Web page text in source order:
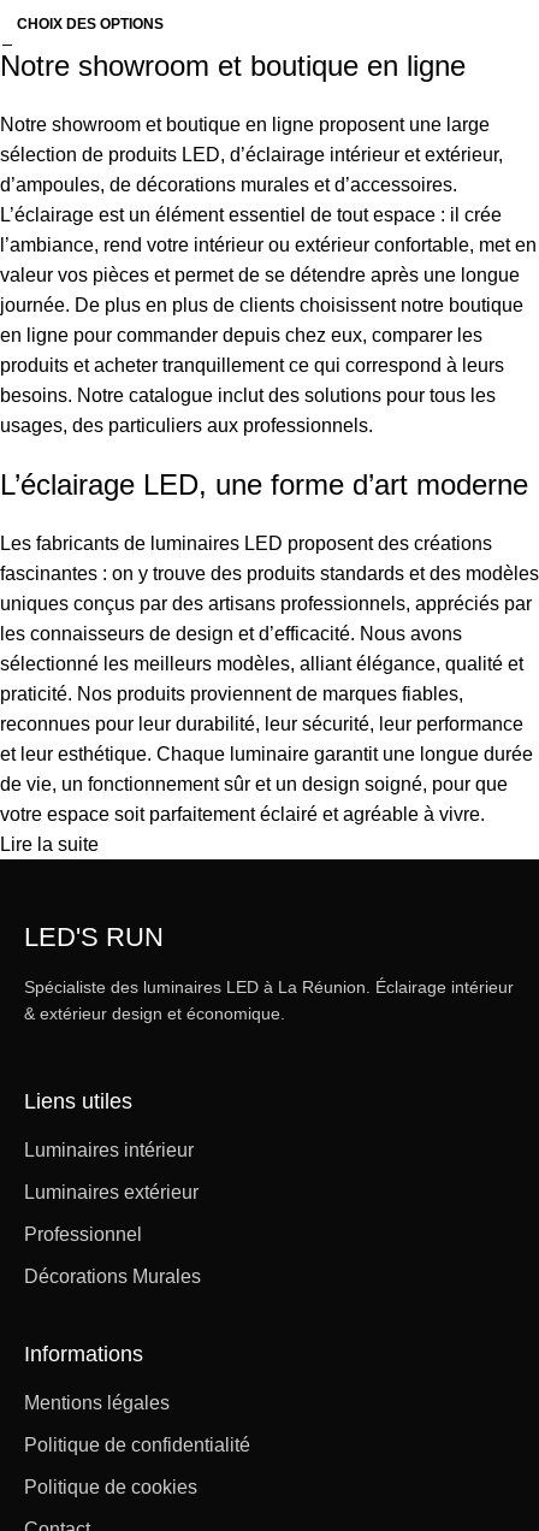
CHOIX DES OPTIONS
Notre showroom et boutique en ligne
Notre showroom et boutique en ligne proposent une large
sélection de produits LED, d’éclairage intérieur et extérieur,
d’ampoules, de décorations murales et d’accessoires.
L’éclairage est un élément essentiel de tout espace : il crée
l’ambiance, rend votre intérieur ou extérieur confortable, met en
valeur vos pièces et permet de se détendre après une longue
journée. De plus en plus de clients choisissent notre boutique
en ligne pour commander depuis chez eux, comparer les
produits et acheter tranquillement ce qui correspond à leurs
besoins. Notre catalogue inclut des solutions pour tous les
usages, des particuliers aux professionnels.
L’éclairage LED, une forme d’art moderne
Les fabricants de luminaires LED proposent des créations
fascinantes : on y trouve des produits standards et des modèles
uniques conçus par des artisans professionnels, appréciés par
les connaisseurs de design et d’efficacité. Nous avons
sélectionné les meilleurs modèles, alliant élégance, qualité et
praticité. Nos produits proviennent de marques fiables,
reconnues pour leur durabilité, leur sécurité, leur performance
et leur esthétique. Chaque luminaire garantit une longue durée
de vie, un fonctionnement sûr et un design soigné, pour que
votre espace soit parfaitement éclairé et agréable à vivre.
Lire la suite
LED'S RUN
Spécialiste des luminaires LED à La Réunion. Éclairage intérieur
& extérieur design et économique.
Liens utiles
Luminaires intérieur
Luminaires extérieur
Professionnel
Décorations Murales
Informations
Mentions légales
Politique de confidentialité
Politique de cookies